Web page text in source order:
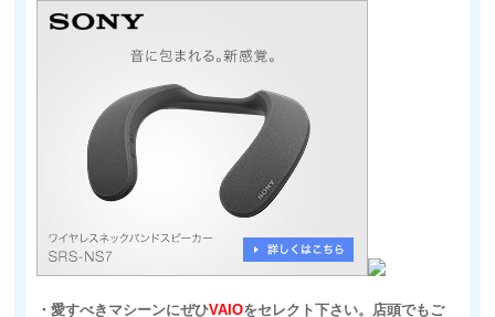
・愛すべきマシーンにぜひVAIOをセレクト下さい。店頭でもご